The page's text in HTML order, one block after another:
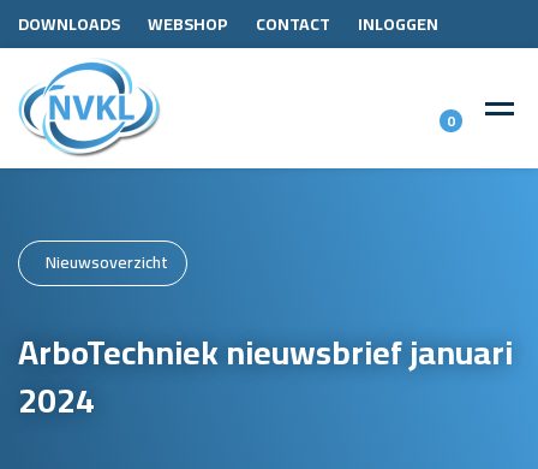
DOWNLOADS WEBSHOP CONTACT INLOGGEN
0
Nieuwsoverzicht
ArboTechniek nieuwsbrief januari
2024